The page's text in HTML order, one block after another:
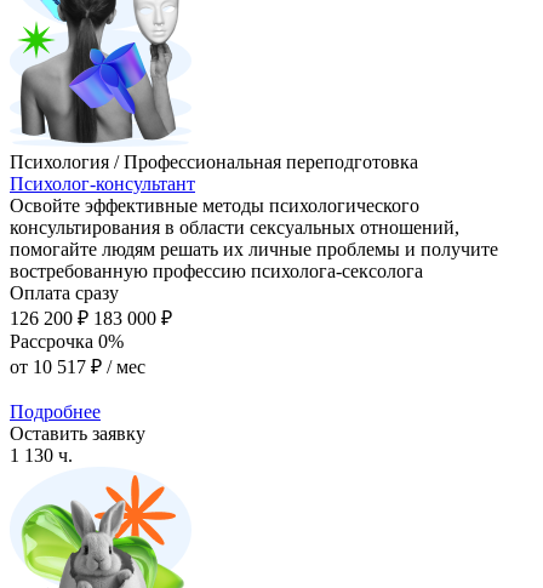
Психология / Профессиональная переподготовка
Психолог-консультант
Освойте эффективные методы психологического
консультирования в области сексуальных отношений,
помогайте людям решать их личные проблемы и получите
востребованную профессию психолога-сексолога
Оплата сразу
126 200 ₽ 183 000 ₽
Рассрочка 0%
от 10 517 ₽ / мес
Подробнее
Оставить заявку
1 130 ч.